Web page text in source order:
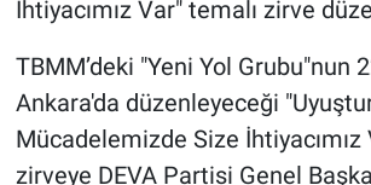
İhtiyacımız Var" temalı zirve
TBMM’deki "Yeni Yol Grubu"nun
Ankara'da düzenleyeceği
Mücadelemizde Size İhtiyacımız
zirveye DEVA Partisi Genel